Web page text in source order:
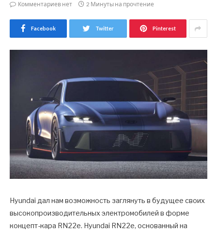
Комментариев нет
2 Минуты на прочтение
Facebook Twitter Pinterest
Hyundai дал нам возможность заглянуть в будущее своих
высокопроизводительных электромобилей в форме
концепт-кара RN22e. Hyundai RN22e, основанный на